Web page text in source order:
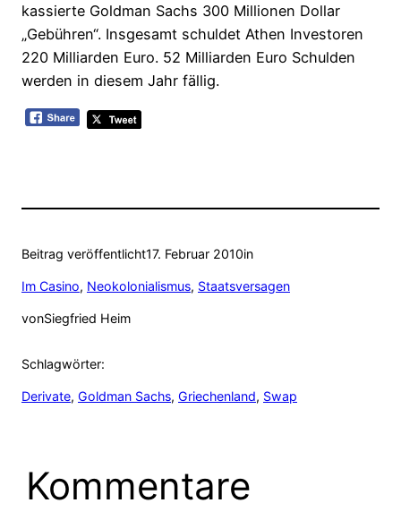
kassierte Goldman Sachs 300 Millionen Dollar
„Gebühren“. Insgesamt schuldet Athen Investoren
220 Milliarden Euro. 52 Milliarden Euro Schulden
werden in diesem Jahr fällig.
Beitrag veröffentlicht17. Februar 2010in
Im Casino, Neokolonialismus, Staatsversagen
vonSiegfried Heim
Schlagwörter:
Derivate, Goldman Sachs, Griechenland, Swap
Kommentare